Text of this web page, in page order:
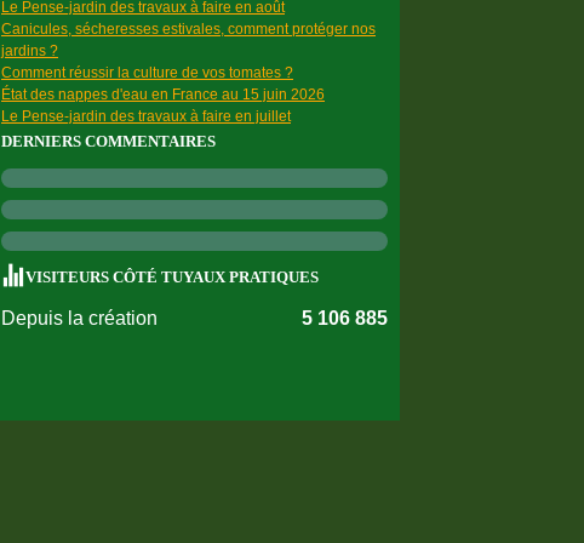
Le Pense-jardin des travaux à faire en août
Canicules, sécheresses estivales, comment protéger nos
jardins ?
Comment réussir la culture de vos tomates ?
État des nappes d'eau en France au 15 juin 2026
Le Pense-jardin des travaux à faire en juillet
DERNIERS COMMENTAIRES
VISITEURS CÔTÉ TUYAUX PRATIQUES
Depuis la création 5 106 885